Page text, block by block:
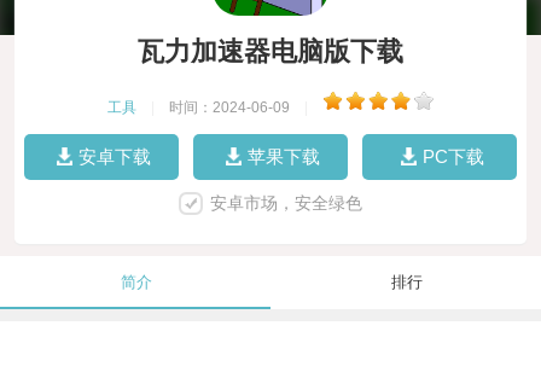
瓦力加速器电脑版下载
工具 时间：2024-06-09
安卓下载 苹果下载 PC下载
安卓市场，安全绿色
简介 排行